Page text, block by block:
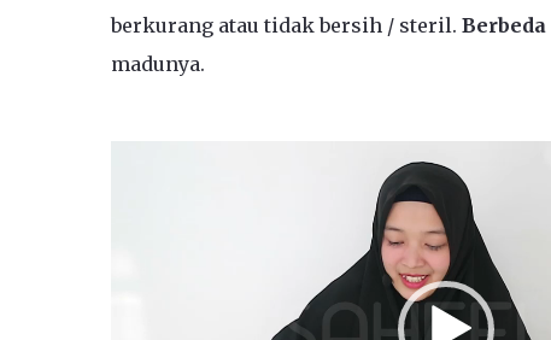
berkurang atau tidak bersih / steril. Berbeda
madunya.